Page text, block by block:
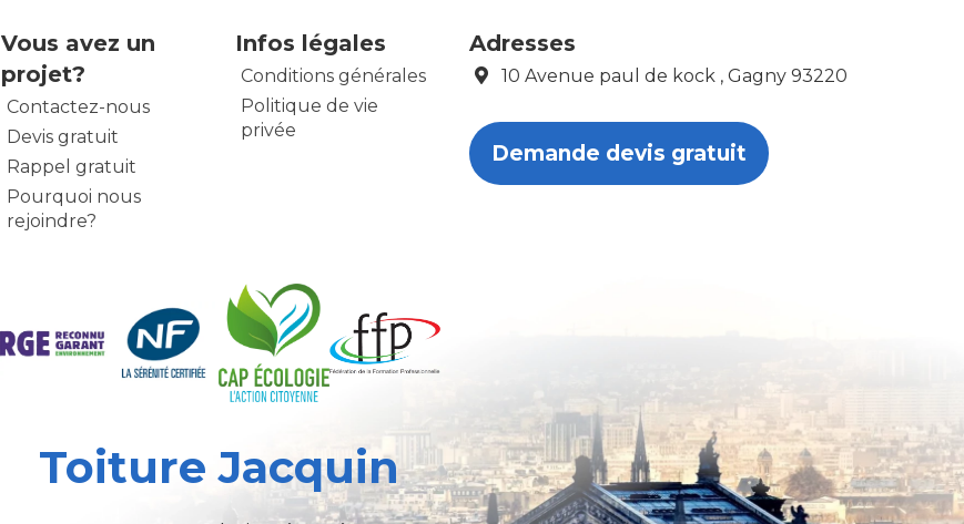
Vous avez un
projet?
Contactez-nous
Devis gratuit
Rappel gratuit
Pourquoi nous
rejoindre?
Infos légales
Conditions générales
Politique de vie
privée
Adresses
10 Avenue paul de kock , Gagny 93220
Demande devis gratuit
Toiture Jacquin